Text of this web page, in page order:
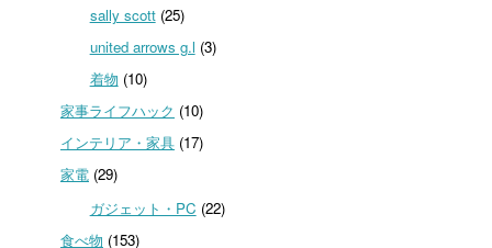
sally scott(25)
united arrows g.l (3)
着物 (10)
家事ライフハック (10)
インテリア・家具(17)
家電(29)
ガジェット・PC (22)
食べ物 (153)